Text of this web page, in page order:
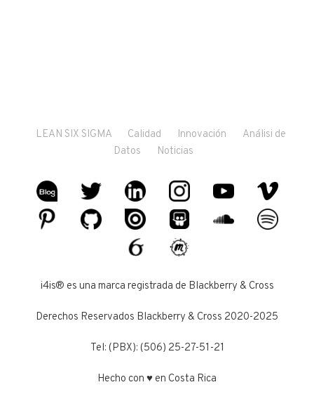
LEAN SIX SIGMA Calidad Innovación
Análisi de
Datos
Noticias
i4is® es una marca registrada de Blackberry & Cross
Derechos Reservados Blackberry & Cross 2020-2025
Tel: (PBX): (506) 25-27-51-21
Hecho con ♥ en Costa Rica